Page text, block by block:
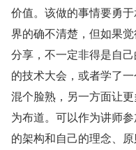
价值。该做的事情要勇
界的确不清楚，但如果
分享，不一定非得是自
的技术大会，或者学了
混个脸熟，另一方面让
为布道。可以作为讲师
的架构和自己的理念、